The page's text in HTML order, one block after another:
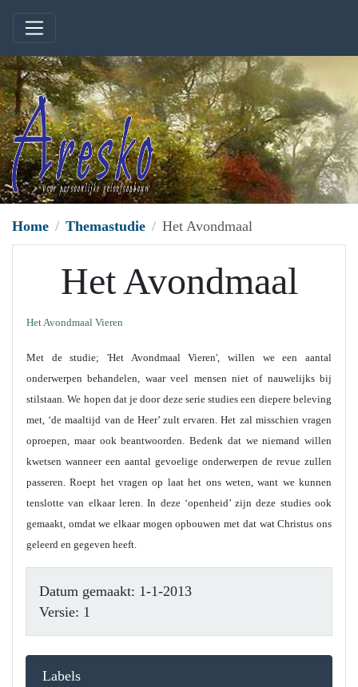
Home Themastudie Het Avondmaal
Het Avondmaal
Het Avondmaal Vieren
Met de studie; 'Het Avondmaal Vieren', willen we een aantal
onderwerpen behandelen, waar veel mensen niet of nauwelijks bij
stilstaan. We hopen dat je door deze serie studies een diepere beleving
met, ‘de maaltijd van de Heer’ zult ervaren. Het zal misschien vragen
oproepen, maar ook beantwoorden. Bedenk dat we niemand willen
kwetsen wanneer een aantal gevoelige onderwerpen de revue zullen
passeren. Roept het vragen op laat het ons weten, want we kunnen
tenslotte van elkaar leren. In deze ‘openheid’ zijn deze studies ook
gemaakt, omdat we elkaar mogen opbouwen met dat wat Christus ons
geleerd en gegeven heeft.
Datum gemaakt: 1-1-2013
Versie: 1
Labels